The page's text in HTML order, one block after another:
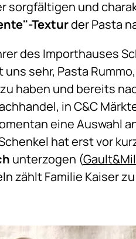
sorgfältigen und
Texturder Pasta
des Importhauses
uns sehr, Pasta
haben und bereits
in C&C
eine Auswahl
hat erst vor
unterzogen (
zählt Familie Kaiser